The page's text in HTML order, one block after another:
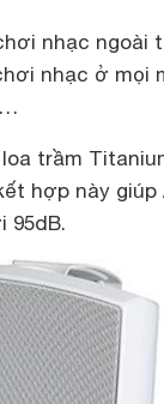
nhạc ngoài
nhạc ở mọi
trầm
hợp này giúp
95dB.